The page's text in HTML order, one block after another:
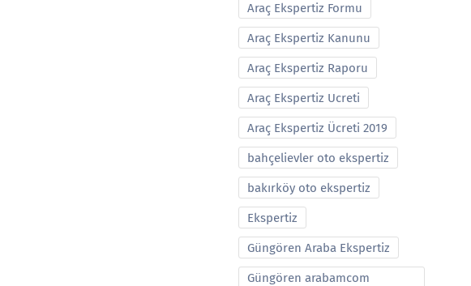
Araç Ekspertiz Formu
Araç Ekspertiz Kanunu
Araç Ekspertiz Raporu
Araç Ekspertiz Ucreti
Araç Ekspertiz Ücreti 2019
bahçelievler oto ekspertiz
bakırköy oto ekspertiz
Ekspertiz
Güngören Araba Ekspertiz
Güngören arabamcom